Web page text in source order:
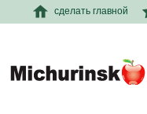
сделать главной